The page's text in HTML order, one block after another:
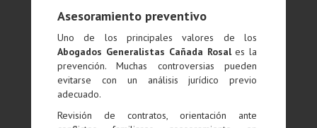
Asesoramiento preventivo
Uno de los principales valores de los
Abogados Generalistas Cañada Rosales la
prevención. Muchas controversias pueden
evitarse con un análisis jurídico previo
adecuado.
Revisión de contratos, orientación ante